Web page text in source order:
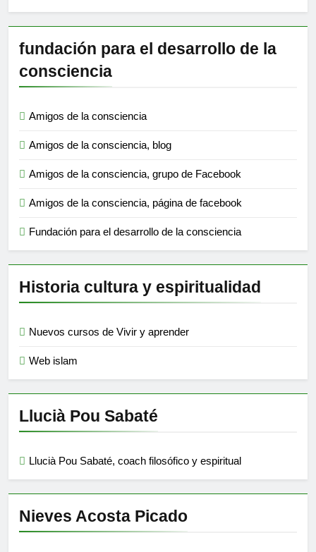
fundación para el desarrollo de la
consciencia
Amigos de la consciencia
Amigos de la consciencia, blog
Amigos de la consciencia, grupo de Facebook
Amigos de la consciencia, página de facebook
Fundación para el desarrollo de la consciencia
Historia cultura y espiritualidad
Nuevos cursos de Vivir y aprender
Web islam
Llucià Pou Sabaté
Llucià Pou Sabaté, coach filosófico y espiritual
Nieves Acosta Picado